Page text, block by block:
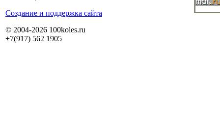
Cоздание и поддержка сайта
© 2004-2026 100koles.ru
+7(917) 562 1905